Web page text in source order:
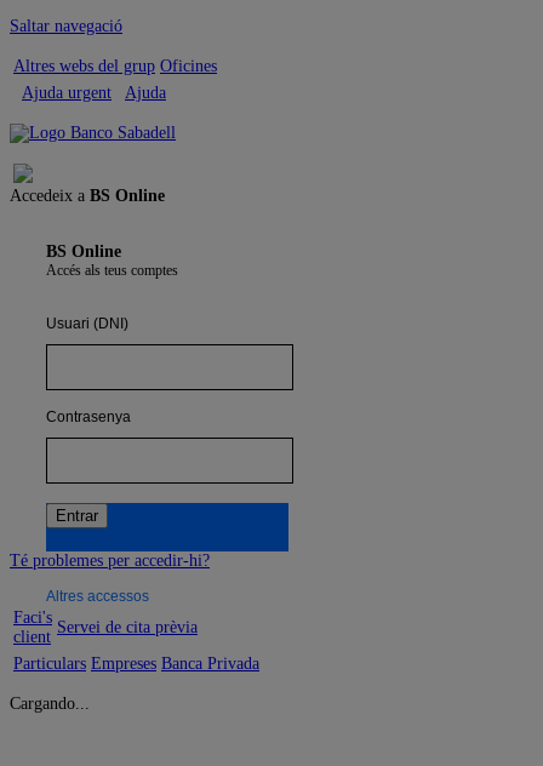
Saltar navegació
Altres webs del grup Oficines
Ajuda urgent
Ajuda
Accedeix a BS Online
BS Online
Accés als teus comptes
Usuari (DNI)
Contrasenya
Té problemes per accedir-hi?
Altres accessos
Faci's
client
Servei de cita prèvia
Particulars Empreses Banca Privada
Cargando...